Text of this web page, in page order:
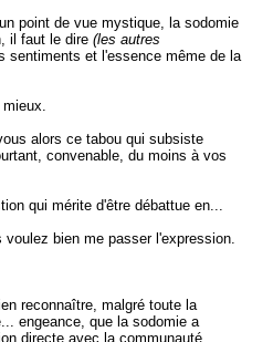
point de vue mystique, la sodomie
il faut le dire (les autres
sentiments et l'essence même de la
alors ce tabou qui subsiste
convenable, du moins à vos
qui mérite d'être débattue en...
bien me passer l'expression.
reconnaître, malgré toute la
engeance, que la sodomie a
directe avec la communauté